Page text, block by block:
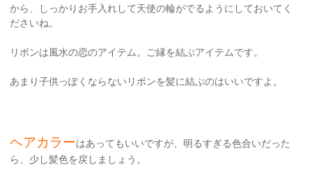
から、しっかりお手入れして天使の輪がでるようにしておいてく
ださいね。
リボンは風水の恋のアイテム。ご縁を結ぶアイテムです。
あまり子供っぽくならないリボンを髪に結ぶのはいいですよ。
ヘアカラーはあってもいいですが、明るすぎる色合いだった
ら、少し髪色を戻しましょう。